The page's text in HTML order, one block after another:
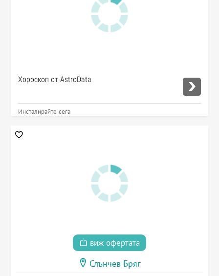
Хороскоп от AstroData
Инсталирайте сега
виж офертата
Слънчев Бряг